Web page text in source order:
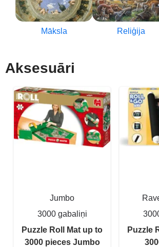
Māksla Reliģija
Aksesuāri
Jumbo
3000 gabaliņi
Puzzle Roll Mat up to
3000 pieces Jumbo
Puzzle